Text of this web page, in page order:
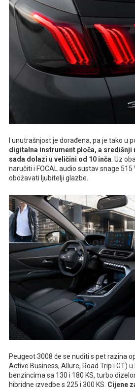
I unutrašnjost je dorađena, pa je tako u
digitalna instrument ploča, a
sada dolazi u veličini od 10 inča . Uz
naručiti i FOCAL audio sustav snage 515
obožavati ljubitelji glazbe.
Peugeot 3008 će se nuditi s pet razina
Active Business, Allure, Road Trip i GT)
benzincima sa 130 i 180 KS, turbo
hibridne izvedbe s 225 i 300 KS. Cijene